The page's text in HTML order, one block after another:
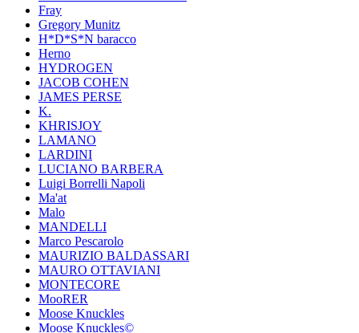
Fray
Gregory Munitz
H*D*S*N baracco
Herno
HYDROGEN
JACOB COHEN
JAMES PERSE
K.
KHRISJOY
LAMANO
LARDINI
LUCIANO BARBERA
Luigi Borrelli Napoli
Ma'at
Malo
MANDELLI
Marco Pescarolo
MAURIZIO BALDASSARI
MAURO OTTAVIANI
MONTECORE
MooRER
Moose Knuckles
Moose Knuckles©️